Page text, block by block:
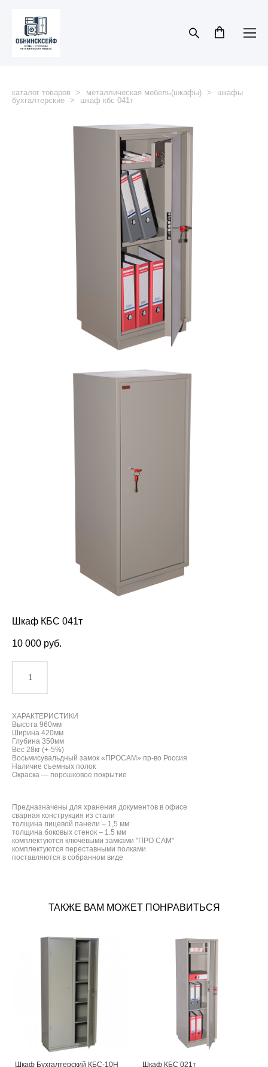
каталог товаров > металлическая мебель(шкафы) >
шкафы
бухгалтерские > шкаф кбс 041т
Шкаф КБС 041т
10 000 pуб.
ХАРАКТЕРИСТИКИ
Высота 960мм
Ширина 420мм
Глубина 350мм
Вес 28кг (+-5%)
Восьмисувальдный замок «ПРОСАМ» пр-во Россия
Наличие съемных полок
Окраска — порошковое покрытие
Предназначены для хранения документов в офисе
сварная конструкция из стали
толщина лицевой панели – 1,5 мм
толщина боковых стенок – 1.5 мм
комплектуются ключевыми замками "ПРО САМ"
комплектуются переставными полками
поставляются в собранном виде
ТАКЖЕ ВАМ МОЖЕТ ПОНРАВИТЬСЯ
Шкаф Бухгалтерский КБС-10Н
Шкаф КБС 021т